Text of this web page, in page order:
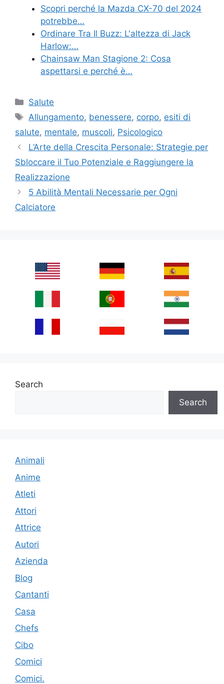
Scopri perché la Mazda CX-70 del 2024
potrebbe…
Ordinare Tra Il Buzz: L'altezza di Jack
Harlow:…
Chainsaw Man Stagione 2: Cosa
aspettarsi e perché è…
Categories
Salute
Tags
Allungamento, benessere, corpo, esiti di
salute, mentale, muscoli, Psicologico
L’Arte della Crescita Personale: Strategie per
Sbloccare il Tuo Potenziale e Raggiungere la
Realizzazione
5 Abilità Mentali Necessarie per Ogni
Calciatore
Search
Search
Animali
Anime
Atleti
Attori
Attrice
Autori
Azienda
Blog
Cantanti
Casa
Chefs
Cibo
Comici
Comici.